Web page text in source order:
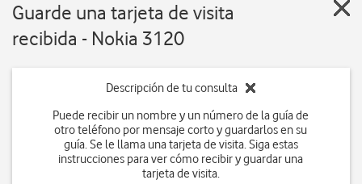
Guarde una tarjeta de visita
recibida - Nokia 3120
Descripción de tu consulta
Puede recibir un nombre y un número de la guía de
otro teléfono por mensaje corto y guardarlos en su
guía. Se le llama una tarjeta de visita. Siga estas
instrucciones para ver cómo recibir y guardar una
tarjeta de visita.